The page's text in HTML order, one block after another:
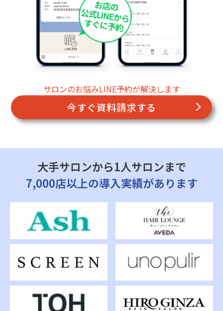
サロンのお悩みLINE予約が解決します
今すぐ資料請求する
大手サロンから1人サロンまで
7,000店以上の導入実績があります